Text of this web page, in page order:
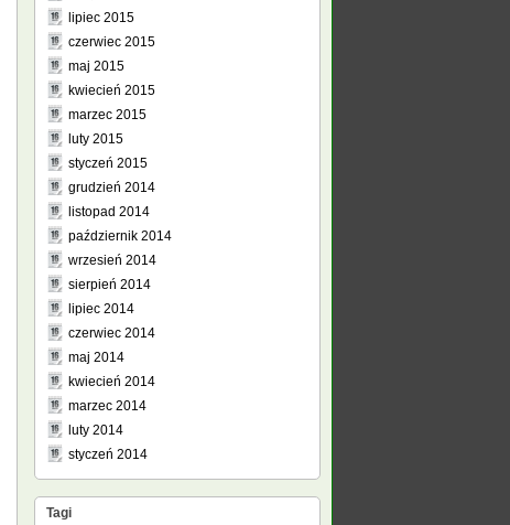
lipiec 2015
czerwiec 2015
maj 2015
kwiecień 2015
marzec 2015
luty 2015
styczeń 2015
grudzień 2014
listopad 2014
październik 2014
wrzesień 2014
sierpień 2014
lipiec 2014
czerwiec 2014
maj 2014
kwiecień 2014
marzec 2014
luty 2014
styczeń 2014
Tagi